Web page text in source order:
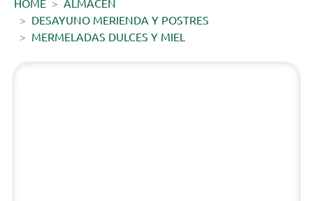
HOME
ALMACÉN
DESAYUNO MERIENDA Y POSTRES
MERMELADAS DULCES Y MIEL